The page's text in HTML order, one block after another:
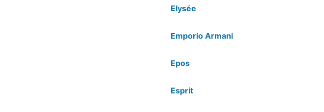
Elysée
Emporio Armani
Epos
Esprit